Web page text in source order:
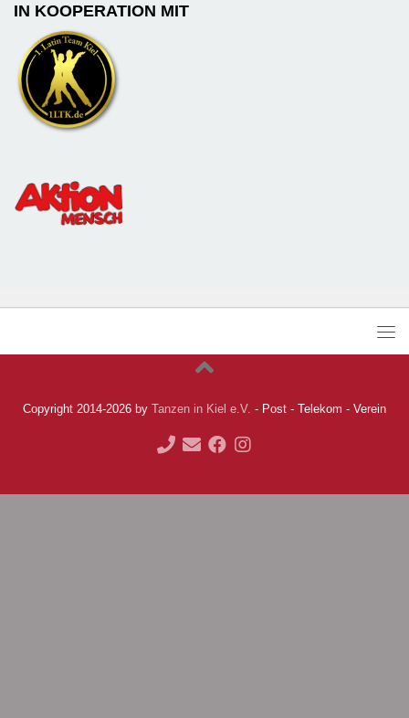
IN KOOPERATION MIT
Copyright 2014-2026 by Tanzen in Kiel e.V. - Post - Telekom - Verein